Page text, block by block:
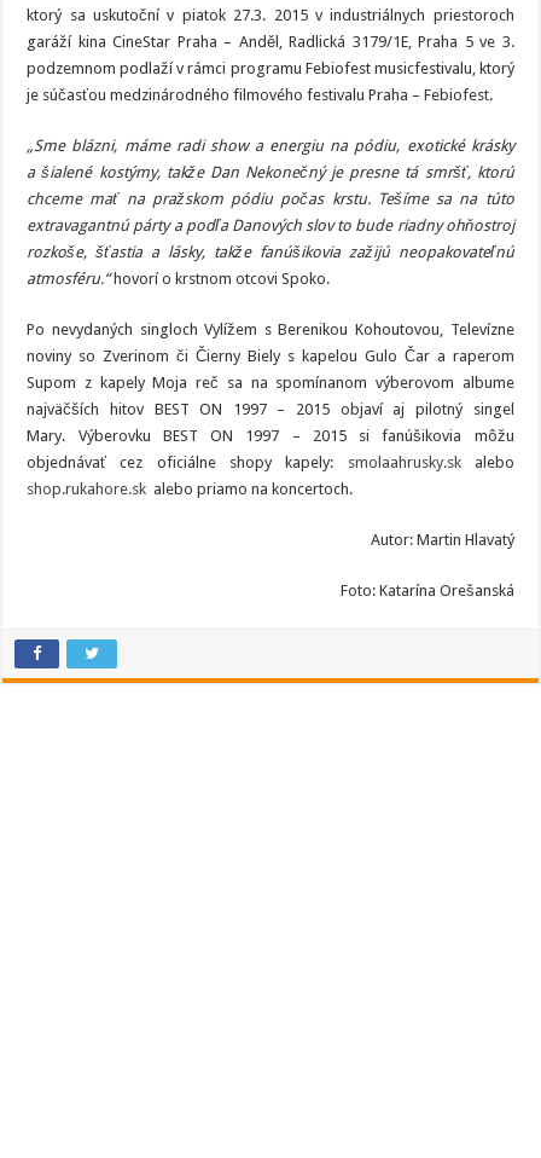
ktorý sa uskutoční v piatok 27.3. 2015 v industriálnych priestoroch
garáží kina CineStar Praha – Anděl, Radlická 3179/1E, Praha 5 ve 3.
podzemnom podlaží v rámci programu Febiofest musicfestivalu, ktorý
je súčasťou medzinárodného filmového festivalu Praha – Febiofest.
„Sme blázni, máme radi show a energiu na pódiu, exotické krásky
a šialené kostýmy, takže Dan Nekonečný je presne tá smršť, ktorú
chceme mať na pražskom pódiu počas krstu. Tešíme sa na túto
extravagantnú párty a podľa Danových slov to bude riadny ohňostroj
rozkoše, šťastia a lásky, takže fanúšikovia zažijú neopakovateľnú
atmosféru.“hovorí o krstnom otcovi Spoko.
Po nevydaných singloch Vylížem s Berenikou Kohoutovou, Televízne
noviny so Zverinom či Čierny Biely s kapelou Gulo Čar a raperom
Supom z kapely Moja reč sa na spomínanom výberovom albume
najväčších hitov BEST ON 1997 – 2015 objaví aj pilotný singel
Mary. Výberovku BEST ON 1997 – 2015 si fanúšikovia môžu
objednávať cez oficiálne shopy kapely: smolaahrusky.skalebo
shop.rukahore.sk alebo priamo na koncertoch.
Autor: Martin Hlavatý
Foto: Katarína Orešanská